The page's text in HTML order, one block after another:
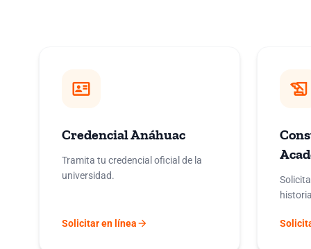
id_card
Credencial Anáhuac
Tramita tu credencial oficial de la
universidad.
Solicitar en líneaarrow_forward
history_edu